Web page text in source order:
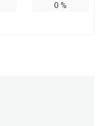
0%